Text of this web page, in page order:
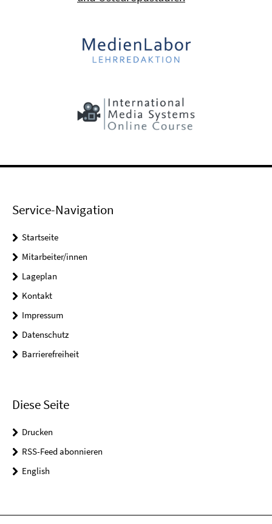
Service-Navigation
Startseite
Mitarbeiter/innen
Lageplan
Kontakt
Impressum
Datenschutz
Barrierefreiheit
Diese Seite
Drucken
RSS-Feed abonnieren
English